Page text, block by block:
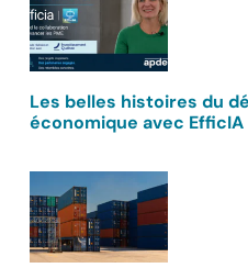
Les belles histoires du
économique avec EfficIA